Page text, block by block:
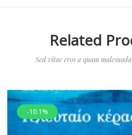
Related
Sed vitae eros a quam
-10.1%